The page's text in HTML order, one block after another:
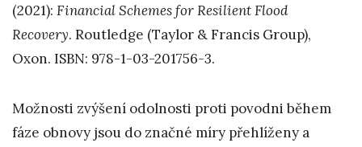
(2021): Financial Schemes for Resilient Flood
Recovery. Routledge (Taylor & Francis Group),
Oxon. ISBN: 978-1-03-201756-3.
Možnosti zvýšení odolnosti proti povodni během
fáze obnovy jsou do značné míry přehlíženy a